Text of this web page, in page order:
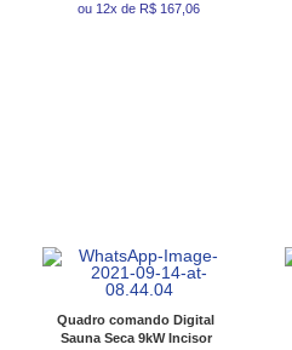
ou 12x de R$ 167,06
Quadro comando Digital
Sauna Seca 9kW Incisor